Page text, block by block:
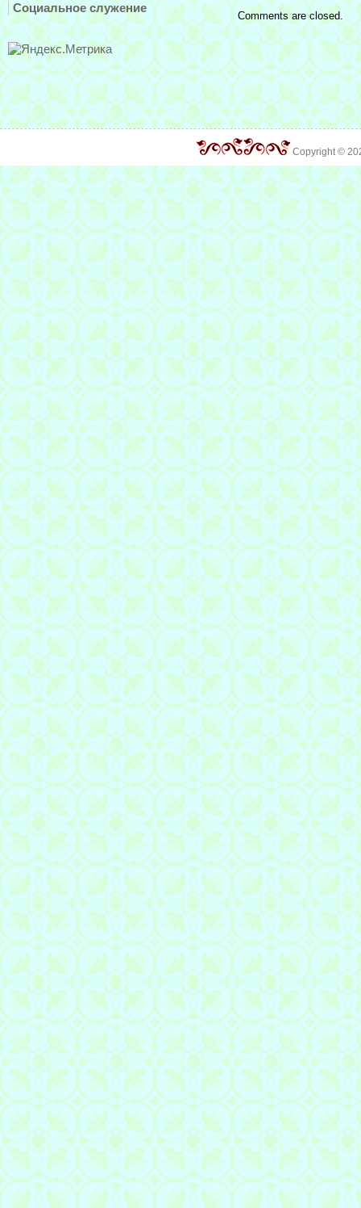
Социальное служение
Comments are closed.
Copyright ©